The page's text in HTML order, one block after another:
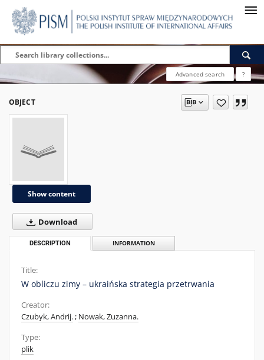
Advanced search ?
OBJECT
Show content
Download
DESCRIPTION INFORMATION
Title:
W obliczu zimy – ukraińska strategia przetrwania
Creator:
Czubyk, Andrij.; Nowak, Zuzanna.
Type:
plik